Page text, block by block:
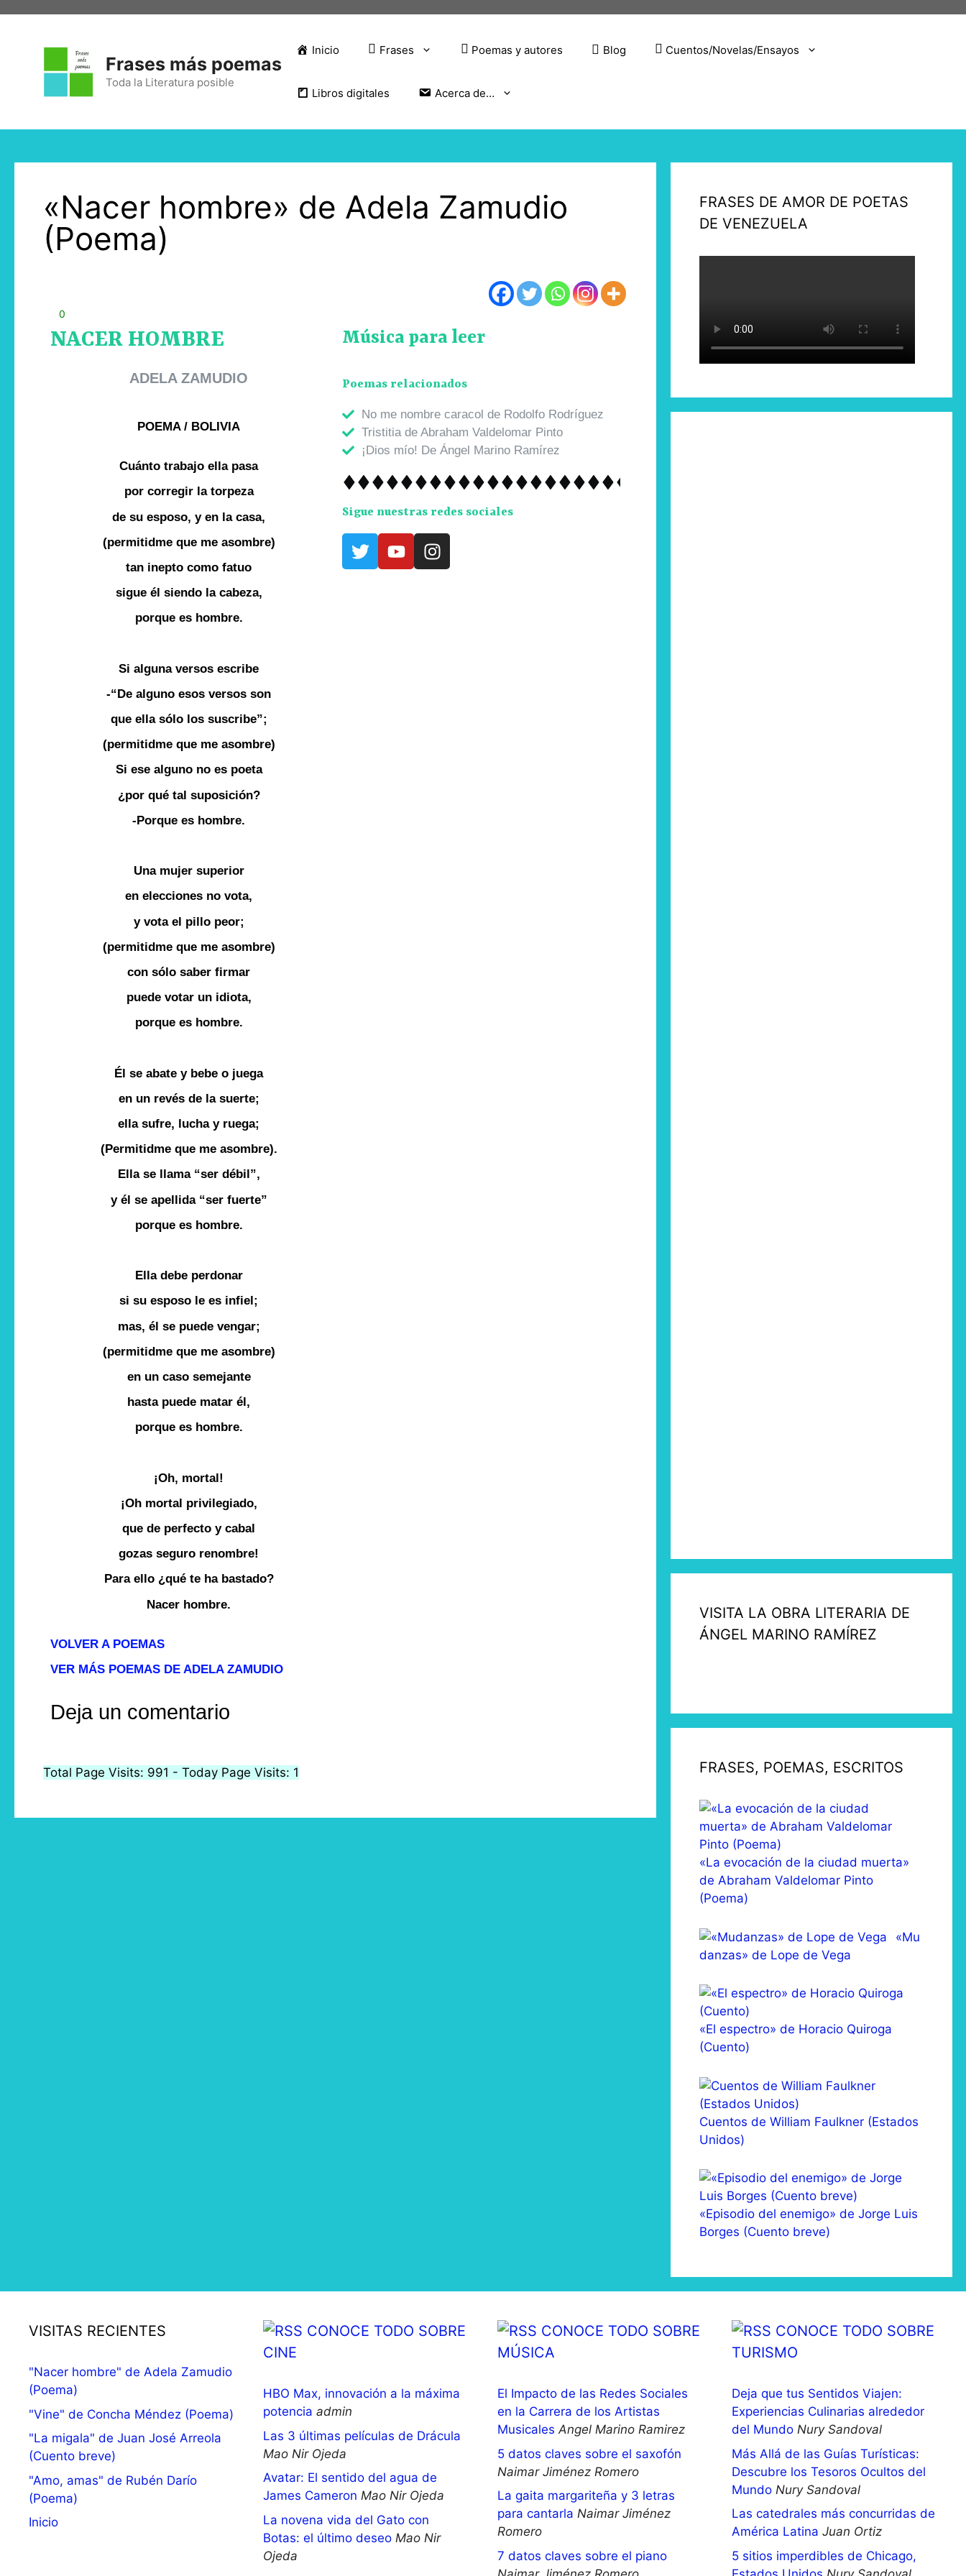
Frases más poemas
Toda la Literatura posible
Inicio Frases Poemas y autores Blog Cuentos/Novelas/Ensayos
Libros digitales Acerca de…
«Nacer hombre» de Adela Zamudio
(Poema)
0
NACER HOMBRE
ADELA ZAMUDIO
POEMA / BOLIVIA
Cuánto trabajo ella pasa
por corregir la torpeza
de su esposo, y en la casa,
(permitidme que me asombre)
tan inepto como fatuo
sigue él siendo la cabeza,
porque es hombre.
Si alguna versos escribe
-“De alguno esos versos son
que ella sólo los suscribe”;
(permitidme que me asombre)
Si ese alguno no es poeta
¿por qué tal suposición?
-Porque es hombre.
Una mujer superior
en elecciones no vota,
y vota el pillo peor;
(permitidme que me asombre)
con sólo saber firmar
puede votar un idiota,
porque es hombre.
Él se abate y bebe o juega
en un revés de la suerte;
ella sufre, lucha y ruega;
(Permitidme que me asombre).
Ella se llama “ser débil”,
y él se apellida “ser fuerte”
porque es hombre.
Ella debe perdonar
si su esposo le es infiel;
mas, él se puede vengar;
(permitidme que me asombre)
en un caso semejante
hasta puede matar él,
porque es hombre.
¡Oh, mortal!
¡Oh mortal privilegiado,
que de perfecto y cabal
gozas seguro renombre!
Para ello ¿qué te ha bastado?
Nacer hombre.
VOLVER A POEMAS
VER MÁS POEMAS DE ADELA ZAMUDIO
Música para leer
Poemas relacionados
No me nombre caracol de Rodolfo Rodríguez
Tristitia de Abraham Valdelomar Pinto
¡Dios mío! De Ángel Marino Ramírez
Sigue nuestras redes sociales
Deja un comentario
Total Page Visits: 991 - Today Page Visits: 1
FRASES DE AMOR DE POETAS
DE VENEZUELA
VISITA LA OBRA LITERARIA DE
ÁNGEL MARINO RAMÍREZ
FRASES, POEMAS, ESCRITOS
«La evocación de la ciudad muerta»
de Abraham Valdelomar Pinto
(Poema)
«Mu
danzas» de Lope de Vega
«El espectro» de Horacio Quiroga
(Cuento)
Cuentos de William Faulkner (Estados
Unidos)
«Episodio del enemigo» de Jorge Luis
Borges (Cuento breve)
VISITAS RECIENTES
"Nacer hombre" de Adela Zamudio
(Poema)
"Vine" de Concha Méndez (Poema)
"La migala" de Juan José Arreola
(Cuento breve)
"Amo, amas" de Rubén Darío
(Poema)
Inicio
CONOCE TODO SOBRE
CINE
HBO Max, innovación a la máxima
potencia admin
Las 3 últimas películas de Drácula
Mao Nir Ojeda
Avatar: El sentido del agua de
James Cameron Mao Nir Ojeda
La novena vida del Gato con
Botas: el último deseo Mao Nir
Ojeda
CONOCE TODO SOBRE
MÚSICA
El Impacto de las Redes Sociales
en la Carrera de los Artistas
Musicales Angel Marino Ramirez
5 datos claves sobre el saxofón
Naimar Jiménez Romero
La gaita margariteña y 3 letras
para cantarla Naimar Jiménez
Romero
7 datos claves sobre el piano
CONOCE TODO SOBRE
TURISMO
Deja que tus Sentidos Viajen:
Experiencias Culinarias alrededor
del Mundo Nury Sandoval
Más Allá de las Guías Turísticas:
Descubre los Tesoros Ocultos del
Mundo Nury Sandoval
Las catedrales más concurridas de
América Latina Juan Ortiz
5 sitios imperdibles de Chicago,